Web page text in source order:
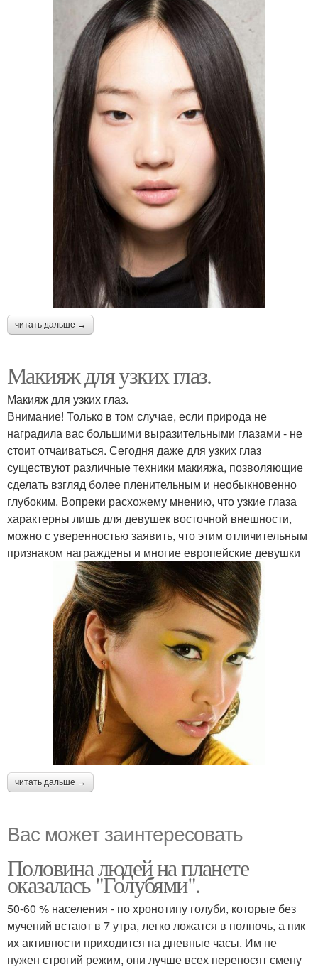
читать дальше →
Макияж для узких глаз.
Макияж для узких глаз.
Внимание! Только в том случае, если природа не
наградила вас большими выразительными глазами - не
стоит отчаиваться. Сегодня даже для узких глаз
существуют различные техники макияжа, позволяющие
сделать взгляд более пленительным и необыкновенно
глубоким. Вопреки расхожему мнению, что узкие глаза
характерны лишь для девушек восточной внешности,
можно с уверенностью заявить, что этим отличительным
признаком награждены и многие европейские девушки
читать дальше →
Вас может заинтересовать
Половина людей на планете
оказалась "Голубями".
50-60 % населения - по хронотипу голуби, которые без
мучений встают в 7 утра, легко ложатся в полночь, а пик
их активности приходится на дневные часы. Им не
нужен строгий режим, они лучше всех переносят смену